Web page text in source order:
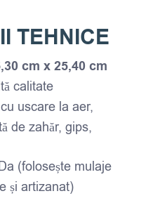
TEHNICE
cm x 25,40 cm
calitate
uscare la aer,
de zahăr, gips,
(folosește mulaje
și artizanat)